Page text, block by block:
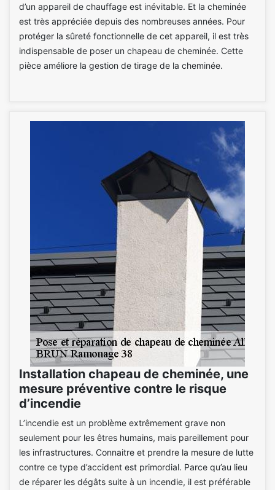
d’un appareil de chauffage est inévitable. Et la cheminée
est très appréciée depuis des nombreuses années. Pour
protéger la sûreté fonctionnelle de cet appareil, il est très
indispensable de poser un chapeau de cheminée. Cette
pièce améliore la gestion de tirage de la cheminée.
Installation chapeau de cheminée, une
mesure préventive contre le risque
d’incendie
L’incendie est un problème extrêmement grave non
seulement pour les êtres humains, mais pareillement pour
les infrastructures. Connaitre et prendre la mesure de lutte
contre ce type d’accident est primordial. Parce qu’au lieu
de réparer les dégâts suite à un incendie, il est préférable